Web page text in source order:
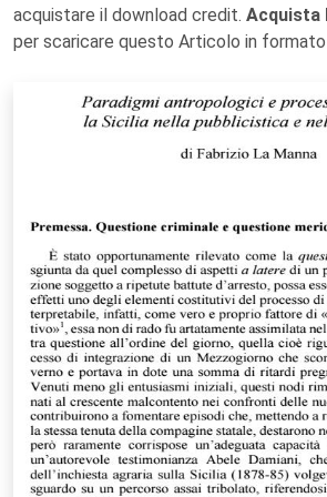
acquistare il download credit. Acquista
per scaricare questo Articolo in